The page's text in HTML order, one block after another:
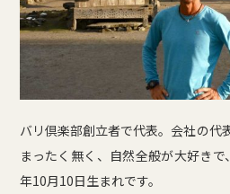
バリ倶楽部創立者で代表。会社の代
まったく無く、自然全般が大好き
年10月10日生まれです。